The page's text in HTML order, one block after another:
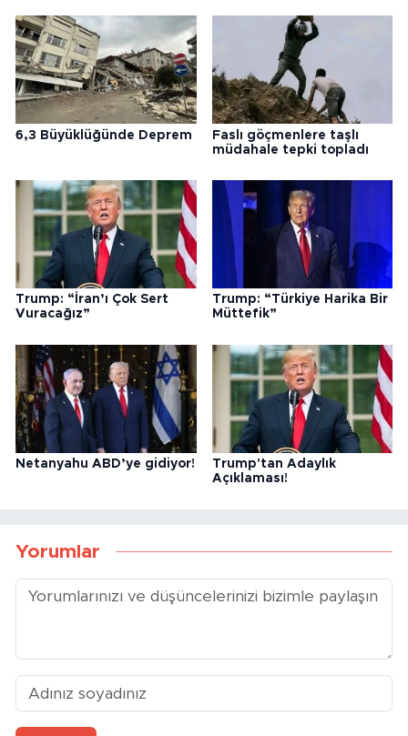
6,3 Büyüklüğünde Deprem
Faslı göçmenlere taşlı
müdahale tepki topladı
Trump: “İran’ı Çok Sert
Vuracağız”
Trump: “Türkiye Harika Bir
Müttefik”
Netanyahu ABD’ye gidiyor!
Trump'tan Adaylık
Açıklaması!
Yorumlar